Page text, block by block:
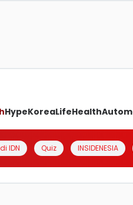
HypeKoreaLifeHealth
IDN Quiz INSIDENESIA